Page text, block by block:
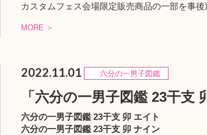
カスタムフェス会場限定販売商品の一部を事後
MORE ＞
2022.11.01 六分の一男子図鑑
「六分の一男子図鑑 23干支
六分の一男子図鑑 23干支 卯 エイト
六分の一男子図鑑 23干支 卯 ナイン